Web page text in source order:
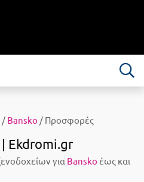
/ Βansko / Προσφορές
| Ekdromi.gr
για Βansko έως και